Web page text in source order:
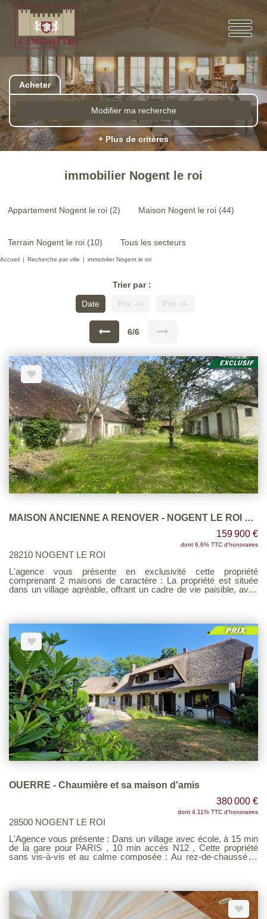
Acheter
Modifier ma recherche
+ Plus de critères
immobilier Nogent le roi
Appartement Nogent le roi (2) Maison Nogent le roi (44)
Terrain Nogent le roi (10) Tous les secteurs
Accueil Recherche par ville immobilier Nogent le roi
Trier par :
Date
Prix -/+ Prix +/-
6/6
MAISON ANCIENNE A RENOVER - NOGENT LE ROI PROCHE
159 900 €
dont 6.6% TTC d'honoraires
28210 NOGENT LE ROI
L'agence vous présente en exclusivité cette propriété
comprenant 2 maisons de caractère : La propriété est située
dans un village agréable, offrant un cadre de vie paisible, avec
d'un WC. En face de la maison, vous trouverez une seconde
habitation qui comprend un salon avec cheminée, une petite
cuisine, deux pièces indépendantes, un cellier un atelier, une
cave. Une grange attenante complète cet ensemble.
L'ensemble du bien est implanté sur un terrain de 1 010 m². À
noter que cette propriété nécessite des travaux de rénovation.
OUERRE - Chaumière et sa maison d'amis
380 000 €
dont 4.11% TTC d'honoraires
28500 NOGENT LE ROI
L'Agence vous présente : Dans un village avec école, à 15 min
de la gare pour PARIS , 10 min accès N12 , Cette propriété
sans vis-à-vis et au calme composée : Au rez-de-chaussée :
wc. A l'étage un palier desservant cinq chambres , un wc et une
salle de bain, grenier au dessus . Et sa maison d'amis offrant
une belle pièce de vie avec cuisine donnant sur une terrasse ,